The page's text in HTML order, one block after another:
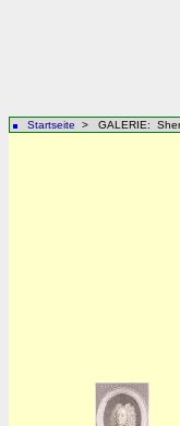
Startseite > GALERIE: